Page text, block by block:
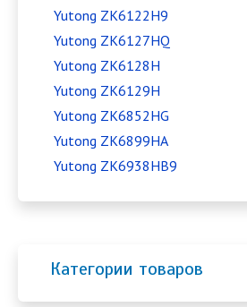
Yutong ZK6122H9
Yutong ZK6127HQ
Yutong ZK6128H
Yutong ZK6129H
Yutong ZK6852HG
Yutong ZK6899HA
Yutong ZK6938HB9
Категории товаров